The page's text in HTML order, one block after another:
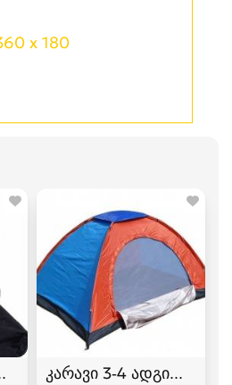
x 180
გასაშლელი საწოლი
კარავი 3-4 ადგილიანი